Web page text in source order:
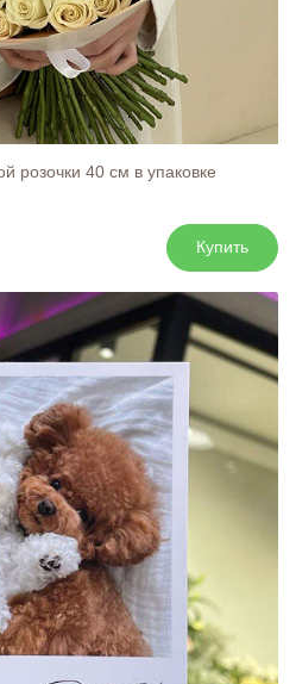
розочки 40 см в упаковке
Купить